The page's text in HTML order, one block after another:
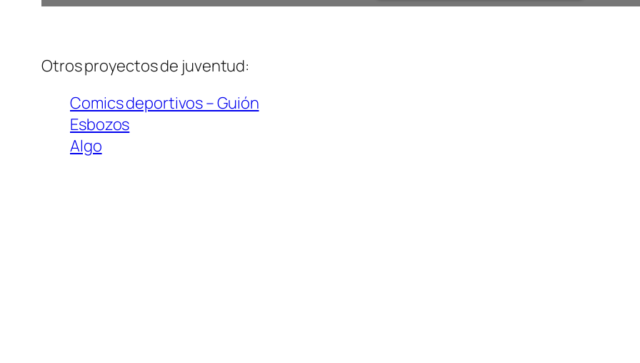
Otros proyectos de juventud:
Comics deportivos – Guión
Esbozos
Algo